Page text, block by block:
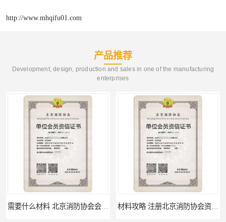
http://www.mhqifu01.com
产品推荐
Development, design, production and sales in one of the manufacturing
enterprises
需要什么材料 北京消防协会会员证有什么要求 材料攻略 注册北京消防协会资质的资料